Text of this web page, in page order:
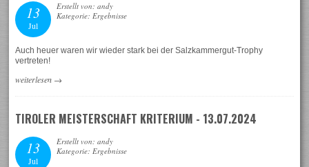
13
Jul
Erstellt von: andy
Kategorie: Ergebnisse
Auch heuer waren wir wieder stark bei der Salzkammergut-Trophy
vertreten!
weiterlesen →
TIROLER MEISTERSCHAFT KRITERIUM - 13.07.2024
13
Jul
Erstellt von: andy
Kategorie: Ergebnisse